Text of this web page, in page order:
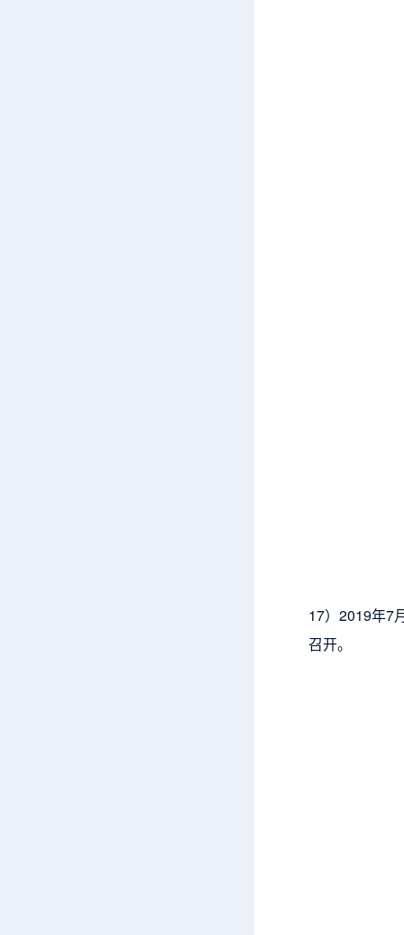
17）2019年7
召开。